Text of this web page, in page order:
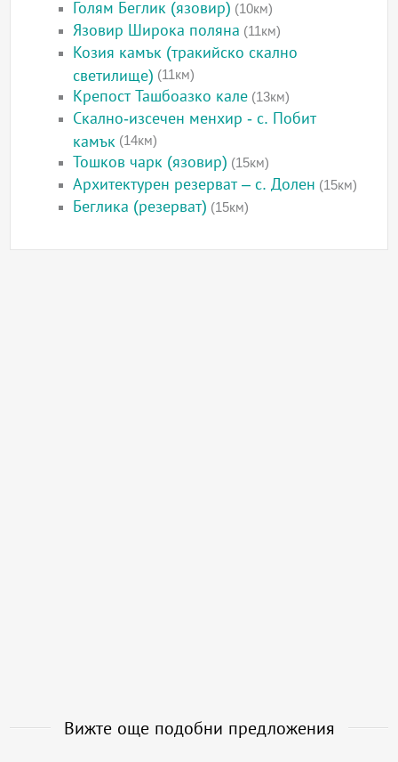
Голям Беглик (язовир) (10км)
Язовир Широка поляна (11км)
Козия камък (тракийско скално
светилище) (11км)
Крепост Ташбоазко кале (13км)
Скално-изсечен менхир - с. Побит
камък (14км)
Тошков чарк (язовир) (15км)
Архитектурен резерват – с. Долен (15км)
Беглика (резерват) (15км)
Вижте още подобни предложения